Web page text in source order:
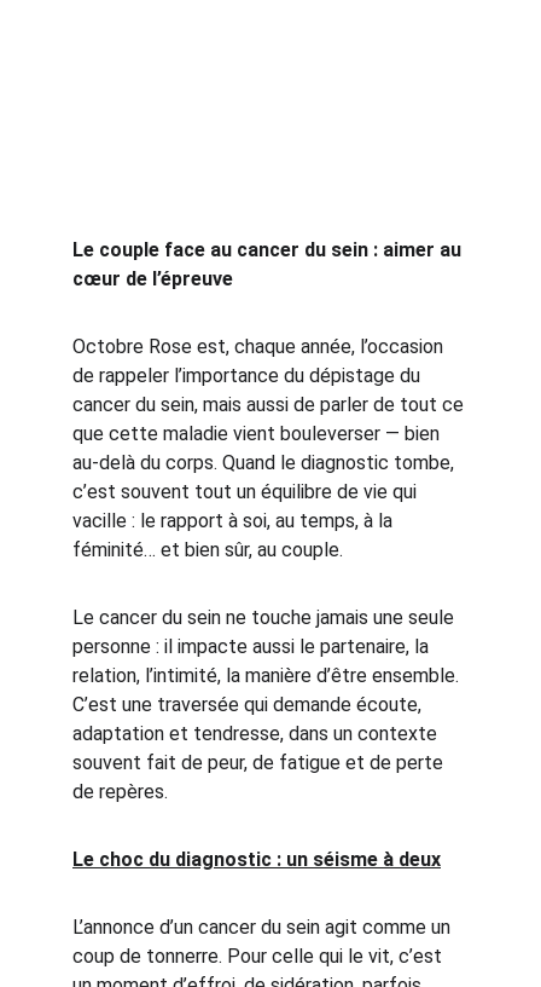
Le couple face au cancer du sein : aimer au
cœur de l’épreuve
Octobre Rose est, chaque année, l’occasion
de rappeler l’importance du dépistage du
cancer du sein, mais aussi de parler de tout ce
que cette maladie vient bouleverser — bien
au-delà du corps. Quand le diagnostic tombe,
c’est souvent tout un équilibre de vie qui
vacille : le rapport à soi, au temps, à la
féminité… et bien sûr, au couple.
Le cancer du sein ne touche jamais une seule
personne : il impacte aussi le partenaire, la
relation, l’intimité, la manière d’être ensemble.
C’est une traversée qui demande écoute,
adaptation et tendresse, dans un contexte
souvent fait de peur, de fatigue et de perte
de repères.
Le choc du diagnostic : un séisme à deux
L’annonce d’un cancer du sein agit comme un
coup de tonnerre. Pour celle qui le vit, c’est